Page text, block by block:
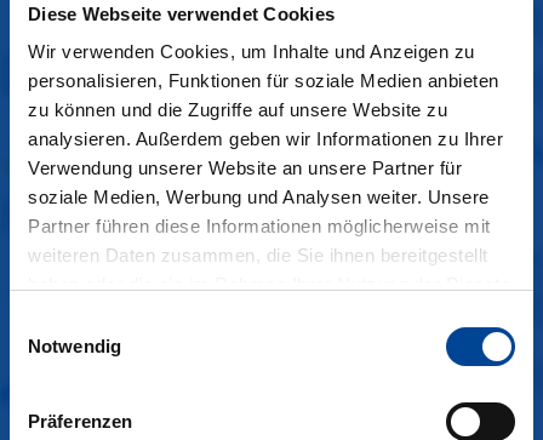
Diese Webseite verwendet Cookies
Wir verwenden Cookies, um Inhalte und Anzeigen zu
personalisieren, Funktionen für soziale Medien anbieten
zu können und die Zugriffe auf unsere Website zu
analysieren. Außerdem geben wir Informationen zu Ihrer
Verwendung unserer Website an unsere Partner für
soziale Medien, Werbung und Analysen weiter. Unsere
Partner führen diese Informationen möglicherweise mit
weiteren Daten zusammen, die Sie ihnen bereitgestellt
Weitere Informationen finden Sie in unserer
Notwendig
Präferenzen
Zudem informieren wir Sie über aktuelle
Verkehrsmeldungen in Ihrer Region.
Lörrach/Markgräflerland
Kaiserstuhl/ Freiburg
Ortenau
Karlsruhe/Rastatt/Pforzheim
Hohenlohe/